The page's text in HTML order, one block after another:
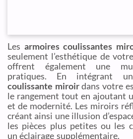
Les armoires coulissantes
seulement l’esthétique de
offrent également une
pratiques. En intégrant
coulissante miroirdans votre
le rangement tout en ajoutant
et de modernité. Les miroirs
créant ainsi une illusion
les pièces plus petites ou les
un éclairage supplémentaire.